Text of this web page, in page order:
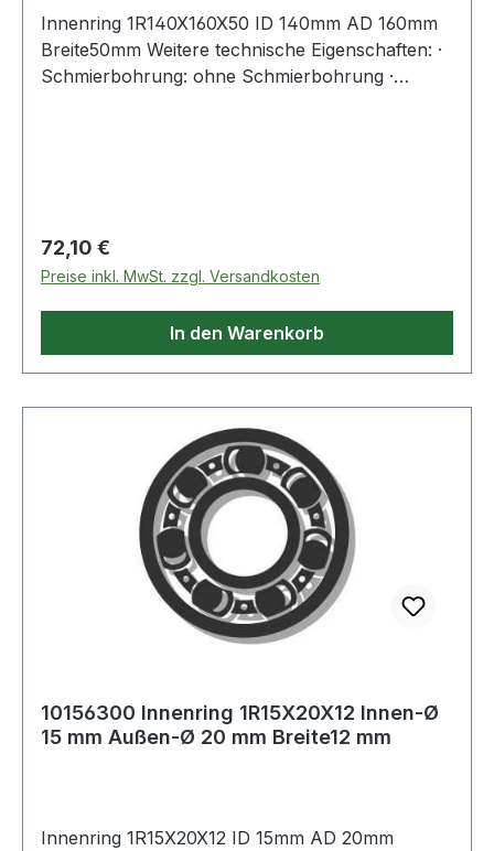
Innenring 1R140X160X50 ID 140mm AD 160mm
Breite50mm Weitere technische Eigenschaften: ·
Schmierbohrung: ohne Schmierbohrung ·
Regulärer Preis:
72,10 €
Preise inkl. MwSt. zzgl. Versandkosten
In den Warenkorb
10156300 Innenring 1R15X20X12 Innen-Ø
15 mm Außen-Ø 20 mm Breite12 mm
Innenring 1R15X20X12 ID 15mm AD 20mm